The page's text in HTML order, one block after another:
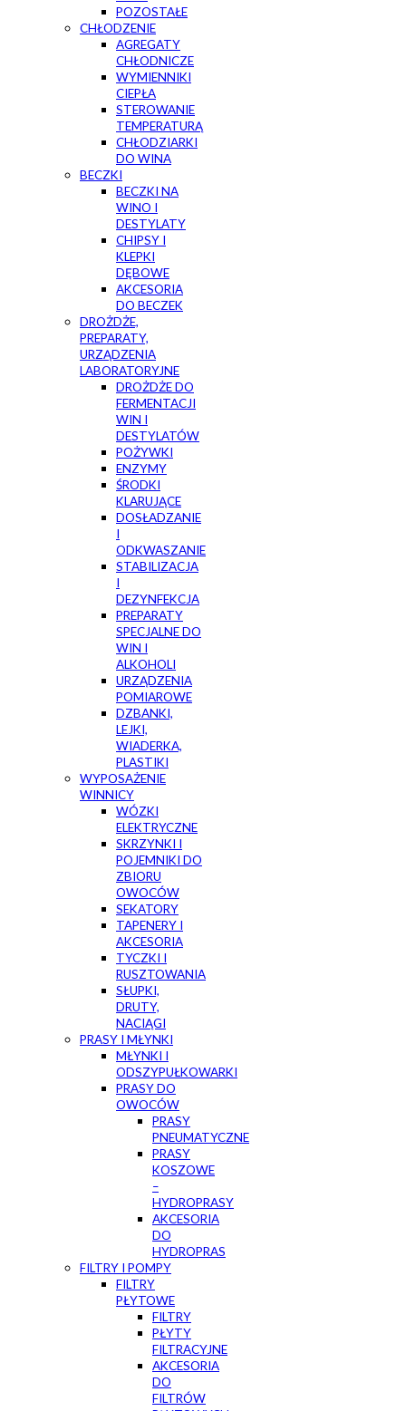
POZOSTAŁE
CHŁODZENIE
AGREGATY
CHŁODNICZE
WYMIENNIKI
CIEPŁA
STEROWANIE
TEMPERATURĄ
CHŁODZIARKI
DO WINA
BECZKI
BECZKI NA
WINO I
DESTYLATY
CHIPSY I
KLEPKI
DĘBOWE
AKCESORIA
DO BECZEK
DROŻDŻE,
PREPARATY,
URZĄDZENIA
LABORATORYJNE
DROŻDŻE DO
FERMENTACJI
WIN I
DESTYLATÓW
POŻYWKI
ENZYMY
ŚRODKI
KLARUJĄCE
DOSŁADZANIE
I
ODKWASZANIE
STABILIZACJA
I
DEZYNFEKCJA
PREPARATY
SPECJALNE DO
WIN I
ALKOHOLI
URZĄDZENIA
POMIAROWE
DZBANKI,
LEJKI,
WIADERKA,
PLASTIKI
WYPOSAŻENIE
WINNICY
WÓZKI
ELEKTRYCZNE
SKRZYNKI I
POJEMNIKI DO
ZBIORU
OWOCÓW
SEKATORY
TAPENERY I
AKCESORIA
TYCZKI I
RUSZTOWANIA
SŁUPKI,
DRUTY,
NACIĄGI
PRASY I MŁYNKI
MŁYNKI I
ODSZYPUŁKOWARKI
PRASY DO
OWOCÓW
PRASY
PNEUMATYCZNE
PRASY
KOSZOWE
–
HYDROPRASY
AKCESORIA
DO
HYDROPRAS
FILTRY I POMPY
FILTRY
PŁYTOWE
FILTRY
PŁYTY
FILTRACYJNE
AKCESORIA
DO
FILTRÓW